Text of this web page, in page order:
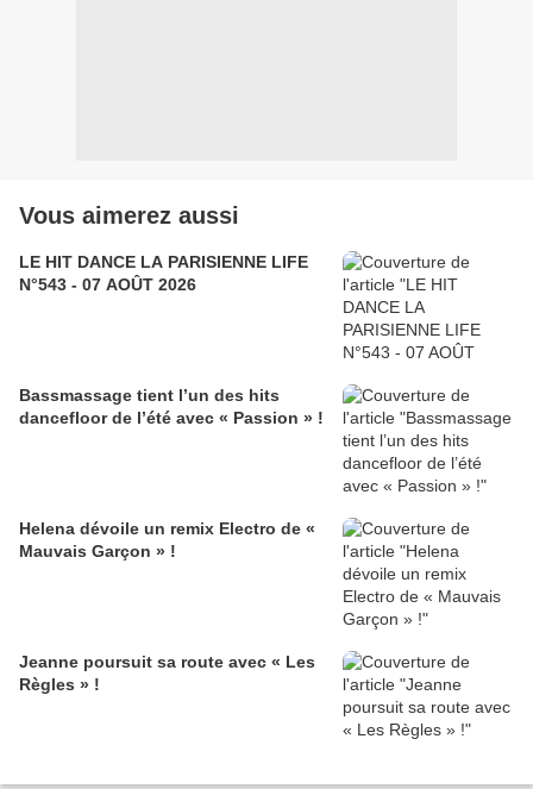
Vous aimerez aussi
LE HIT DANCE LA PARISIENNE LIFE
N°543 - 07 AOÛT 2026
Bassmassage tient l’un des hits
dancefloor de l’été avec « Passion » !
Helena dévoile un remix Electro de «
Mauvais Garçon » !
Jeanne poursuit sa route avec « Les
Règles » !